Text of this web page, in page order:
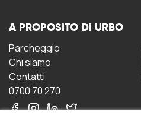
A PROPOSITO DI URBO
Parcheggio
Chi siamo
Contatti
0700 70 270